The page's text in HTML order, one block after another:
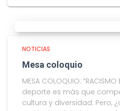
NOTICIAS
Mesa coloquio
MESA COLOQUIO: “RACISMO
deporte es más que
cultura y diversidad. Pero,